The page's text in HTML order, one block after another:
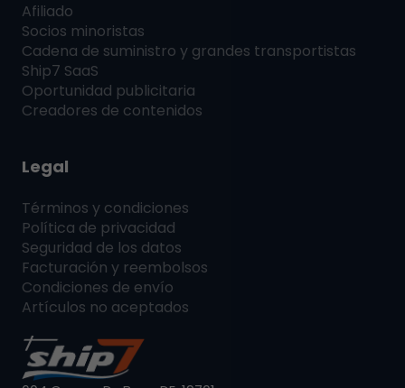
Afiliado
Socios minoristas
Cadena de suministro y grandes transportistas
Ship7 SaaS
Oportunidad publicitaria
Creadores de contenidos
Legal
Términos y condiciones
Política de privacidad
Seguridad de los datos
Facturación y reembolsos
Condiciones de envío
Artículos no aceptados